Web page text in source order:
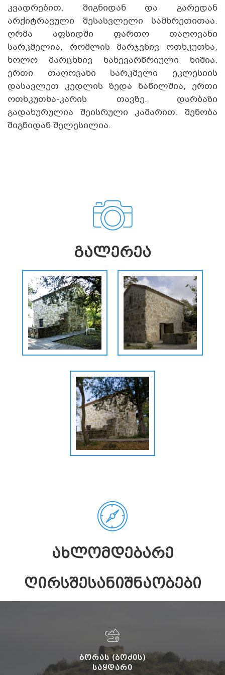
კვადრებით. შიგნიდან და გარედან
არქიტრავული შესასვლელი სამხრეთითაა.
ღრმა აფსიდში ფართო თაღოვანი
სარკმელია, რომლის მარჯვნივ ოთხკუთხა,
ხოლო მარცხნივ ნახევარწრიული ნიშია.
ერთი თაღოვანი სარკმელი ეკლესიის
დასავლეთ კედლის ზედა ნაწილშია, ერთი
ოთხკუთხა-კარის თავზე. დარბაზი
გადახურულია შეისრული კამარით. შენობა
შიგნიდან შელესილია.
ᲒᲐᲚᲔᲠᲔᲐ
ᲐᲮᲚᲝᲛᲓᲔᲑᲐᲠᲔ
ᲦᲘᲠᲡᲨᲔᲡᲐᲜᲘᲨᲜᲐᲝᲑᲔᲑᲘ
ᲑᲝᲠᲐᲡ (ᲑᲝᲫᲘᲡ)
ᲡᲐᲧᲓᲐᲠᲘ